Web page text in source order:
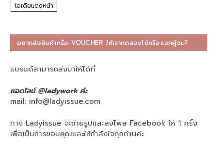
ไอเดียแต่งหน้า
อยากส่งสินค้าหรือ VOUCHER ให้เราทดลองใช้หรือแจกผู้ชม?
แบรนด์สามารถส่งมาให้ได้ที่
แอดไลน์ @ladywork ค่ะ
mail: info@ladyissue.com
ทาง Ladyissue จะถ่ายรูปและลงโพส Facebook ให้ 1 ครั้ง
เพื่อเป็นการขอบคุณและให้กำลังใจทุกท่านค่ะ